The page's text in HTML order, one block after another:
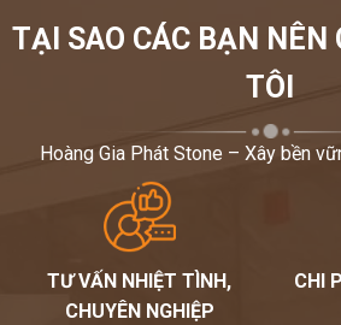
TẠI SAO CÁC BẠN NÊN
TÔI
Hoàng Gia Phát Stone – Xây bền
TƯ VẤN NHIỆT TÌNH,
CHUYÊN NGHIỆP
CHI